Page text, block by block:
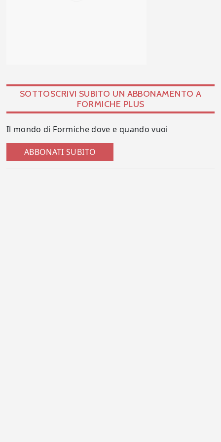
SOTTOSCRIVI SUBITO UN ABBONAMENTO A
FORMICHE PLUS
Il mondo di Formiche dove e quando vuoi
ABBONATI SUBITO